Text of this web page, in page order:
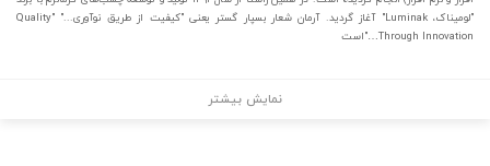
"لومیناک، Luminak" آغاز گردید. آرمان شعار بسپار گستر یعنی "کیفیت از طریق نوآوری..." "Quality
Through Innovation…"است
نمایش بیشتر